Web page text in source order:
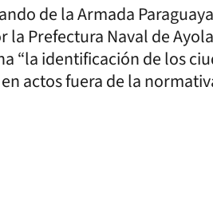
de la Armada
Prefectura Naval de
“la identificación de los
actos fuera de la